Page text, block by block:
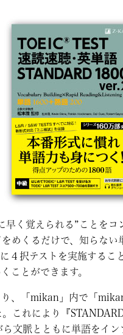
早く覚えられる”ことを
めくるだけで、知らな
４択テストを実施する
ことができます。
、「mikan」内で「
これにより『
文脈とともに単語をイ